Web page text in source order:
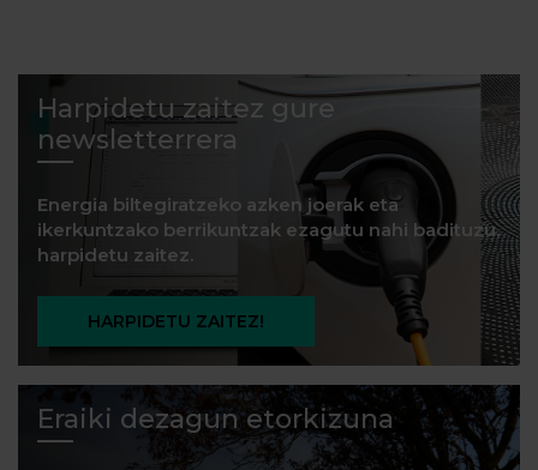
Harpidetu zaitez gure
newsletterrera
Energia biltegiratzeko azken joerak eta
ikerkuntzako berrikuntzak ezagutu nahi badituzu,
harpidetu zaitez.
HARPIDETU ZAITEZ!
Eraiki dezagun etorkizuna